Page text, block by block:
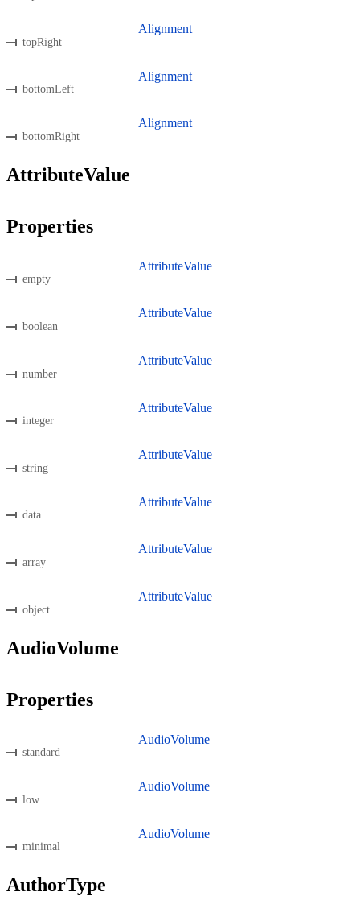
topRight
Alignment
bottomLeft
Alignment
bottomRight
Alignment
AttributeValue
Properties
empty
AttributeValue
boolean
AttributeValue
number
AttributeValue
integer
AttributeValue
string
AttributeValue
data
AttributeValue
array
AttributeValue
object
AttributeValue
AudioVolume
Properties
standard
AudioVolume
low
AudioVolume
minimal
AudioVolume
AuthorType